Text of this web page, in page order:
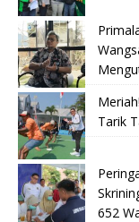
Tarik
652